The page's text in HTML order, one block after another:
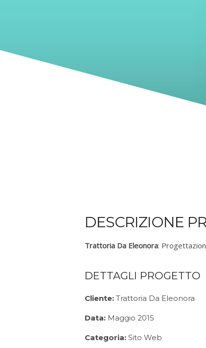
DESCRIZIONE
Trattoria Da Eleonora:
DETTAGLI PROGETTO
Cliente: Trattoria Da Eleonora
Data: Maggio 2015
Categoria: Sito Web